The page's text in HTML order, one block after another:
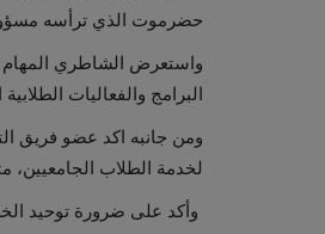
حضرموت الذي ترأسه
واستعرض الشاطري المهام
البرامج والفعاليات
ومن جانبه اكد عضو فريق
لخدمة الطلاب الجامعيين،
وأكد على ضرورة توحيد